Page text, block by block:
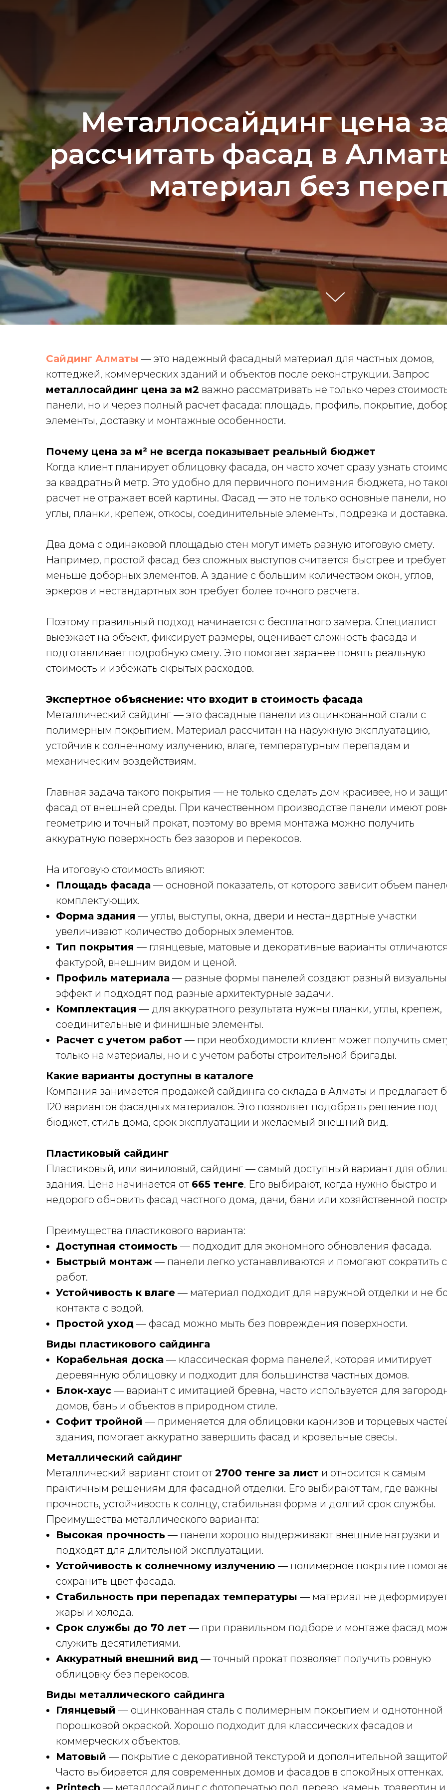
Металлосайдинг цена
рассчитать фасад в
материал без
Сайдинг Алматы — это надежный фасадный материал для частных домов,
коттеджей, коммерческих зданий и объектов после реконструкции. Запрос
металлосайдинг цена за м2 важно рассматривать не только через
панели, но и через полный расчет фасада: площадь, профиль, покрытие,
элементы, доставку и монтажные особенности.
Почему цена за м² не всегда показывает реальный бюджет
Когда клиент планирует облицовку фасада, он часто хочет сразу узнать
за квадратный метр. Это удобно для первичного понимания бюджета, но
расчет не отражает всей картины. Фасад — это не только основные панели,
углы, планки, крепеж, откосы, соединительные элементы, подрезка и доставка.
Два дома с одинаковой площадью стен могут иметь разную итоговую смету.
Например, простой фасад без сложных выступов считается быстрее и требует
меньше доборных элементов. А здание с большим количеством окон, углов,
эркеров и нестандартных зон требует более точного расчета.
Поэтому правильный подход начинается с бесплатного замера. Специалист
выезжает на объект, фиксирует размеры, оценивает сложность фасада и
подготавливает подробную смету. Это помогает заранее понять реальную
стоимость и избежать скрытых расходов.
Экспертное объяснение: что входит в стоимость фасада
Металлический сайдинг — это фасадные панели из оцинкованной стали с
полимерным покрытием. Материал рассчитан на наружную эксплуатацию,
устойчив к солнечному излучению, влаге, температурным перепадам и
механическим воздействиям.
Главная задача такого покрытия — не только сделать дом красивее, но и
фасад от внешней среды. При качественном производстве панели имеют
геометрию и точный прокат, поэтому во время монтажа можно получить
аккуратную поверхность без зазоров и перекосов.
На итоговую стоимость влияют:
Площадь фасада — основной показатель, от которого зависит объем
комплектующих.
Форма здания — углы, выступы, окна, двери и нестандартные участки
увеличивают количество доборных элементов.
Тип покрытия — глянцевые, матовые и декоративные варианты отличаются
фактурой, внешним видом и ценой.
Профиль материала — разные формы панелей создают разный
эффект и подходят под разные архитектурные задачи.
Комплектация — для аккуратного результата нужны планки, углы, крепеж,
соединительные и финишные элементы.
Расчет с учетом работ — при необходимости клиент может получить
только на материалы, но и с учетом работы строительной бригады.
Какие варианты доступны в каталоге
Компания занимается продажей сайдинга со склада в Алматы и предлагает
120 вариантов фасадных материалов. Это позволяет подобрать решение под
бюджет, стиль дома, срок эксплуатации и желаемый внешний вид.
Пластиковый сайдинг
Пластиковый, или виниловый, сайдинг — самый доступный вариант для
здания. Цена начинается от 665 тенге. Его выбирают, когда нужно быстро и
недорого обновить фасад частного дома, дачи, бани или хозяйственной
Преимущества пластикового варианта:
Доступная стоимость — подходит для экономного обновления фасада.
Быстрый монтаж — панели легко устанавливаются и помогают сократить
работ.
Устойчивость к влаге — материал подходит для наружной отделки и не
контакта с водой.
Простой уход — фасад можно мыть без повреждения поверхности.
Виды пластикового сайдинга
Корабельная доска — классическая форма панелей, которая имитирует
деревянную облицовку и подходит для большинства частных домов.
Блок-хаус — вариант с имитацией бревна, часто используется для
домов, бань и объектов в природном стиле.
Софит тройной — применяется для облицовки карнизов и торцевых
здания, помогает аккуратно завершить фасад и кровельные свесы.
Металлический сайдинг
Металлический вариант стоит от 2700 тенге за лист и относится к самым
практичным решениям для фасадной отделки. Его выбирают там, где важны
прочность, устойчивость к солнцу, стабильная форма и долгий срок службы.
Преимущества металлического варианта:
Высокая прочность — панели хорошо выдерживают внешние нагрузки и
подходят для длительной эксплуатации.
Устойчивость к солнечному излучению — полимерное покрытие
сохранить цвет фасада.
Стабильность при перепадах температуры — материал не
жары и холода.
Срок службы до 70 лет — при правильном подборе и монтаже фасад
служить десятилетиями.
Аккуратный внешний вид — точный прокат позволяет получить ровную
облицовку без перекосов.
Виды металлического сайдинга
Глянцевый — оцинкованная сталь с полимерным покрытием и однотонной
порошковой окраской. Хорошо подходит для классических фасадов и
коммерческих объектов.
Матовый — покрытие с декоративной текстурой и дополнительной
Часто выбирается для современных домов и фасадов в спокойных оттенках.
Printech — металлосайдинг с фотопечатью под дерево, камень, травертин и